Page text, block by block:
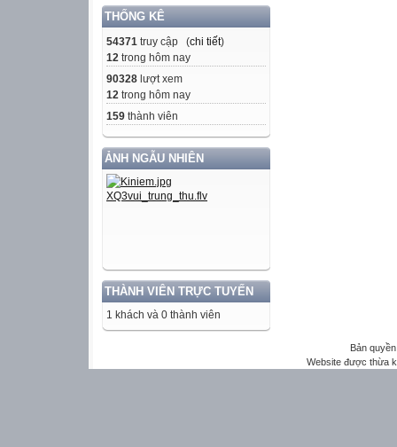
THỐNG KÊ
54371 truy cập (chi tiết)
12 trong hôm nay
90328 lượt xem
12 trong hôm nay
159 thành viên
ẢNH NGẪU NHIÊN
THÀNH VIÊN TRỰC TUYẾN
1 khách và 0 thành viên
Bản
Website được thừa